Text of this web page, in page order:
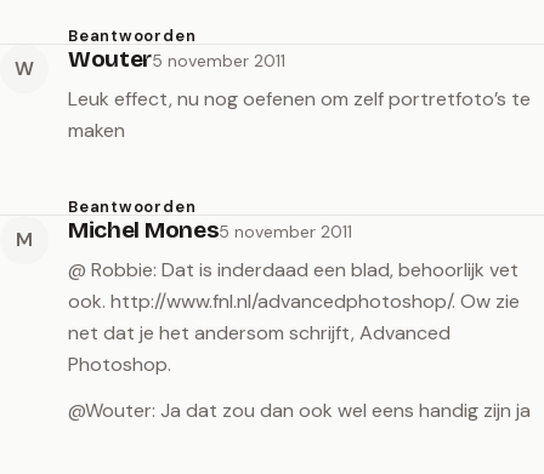
Beantwoorden
W Wouter5 november 2011
Leuk effect, nu nog oefenen om zelf portretfoto’s te
maken
Beantwoorden
M Michel Mones5 november 2011
@ Robbie: Dat is inderdaad een blad, behoorlijk vet
ook. http://www.fnl.nl/advancedphotoshop/. Ow zie
net dat je het andersom schrijft, Advanced
Photoshop.
@Wouter: Ja dat zou dan ook wel eens handig zijn ja